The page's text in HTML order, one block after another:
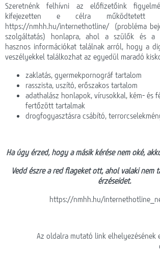
Szeretnénk felhívni az előfizetőink
kifejezetten e célra működtetett
https://nmhh.hu/internethotline/(probléma
szolgáltatás) honlapra, ahol a szülők és a
hasznos információkat találnak arról, hogy a
veszélyekkel találkozhat az egyedül maradó
zaklatás, gyermekpornográf tartalom
rasszista, uszító, erőszakos tartalom
adathalász honlapok, vírusokkal, kém- és
fertőzött tartalmak
drogfogyasztásra csábító,
Ha úgy érzed, hogy a másik kérése nem oké,
Vedd észre a red flageket ott, ahol valaki nem
érzéseidet.
https://nmhh.hu/
Az oldalra mutató link elhelyezésének